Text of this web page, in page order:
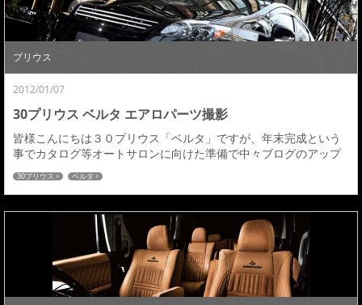
プリウス
2012/01/07
30プリウス ベルタ エアロパーツ撮影
皆様こんにちは３０プリウス「ベルタ」ですが、年末完成という
事でカタログ等オートサロンに向けた準備で中々ブログのアップ
ができなく申し訳ありませんでした。弊社広告、ＷＥＢ用の撮
影、雑誌媒体の撮影も無事終わり後はオートサロン出展を残すと
ことなりました。まずは弊社プロカメラマンによるロケ撮影、こ
の他の写真はＨＰプリウス「ベルタ」フォトギャラリーにて見れ
ます。フロントバンパーは今までのベルタを継承したバンパ...
30プリウス ベルタ